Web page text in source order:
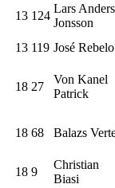
13 124
Lars Anders
Jonsson
13 119 José Rebelo
18 27
Von Kanel
Patrick
18 68 Balazs
18 9
Christian
Biasi